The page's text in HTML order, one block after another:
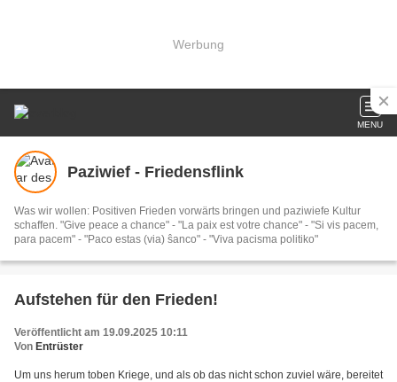
Werbung
MENU
Paziwief - Friedensflink
Was wir wollen: Positiven Frieden vorwärts bringen und paziwiefe Kultur
schaffen. "Give peace a chance" - "La paix est votre chance" - "Si vis pacem,
para pacem" - "Paco estas (via) ŝanco" - "Viva pacisma politiko"
Aufstehen für den Frieden!
Veröffentlicht am 19.09.2025 10:11
Von Entrüster
Um uns herum toben Kriege, und als ob das nicht schon zuviel wäre, bereitet